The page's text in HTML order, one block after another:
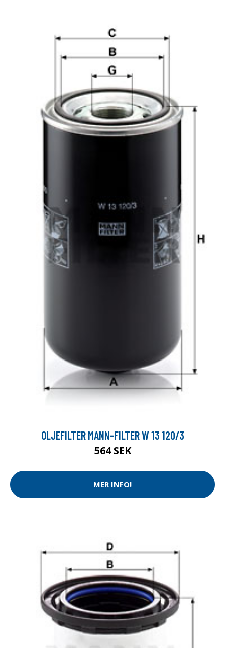
OLJEFILTER MANN-FILTER W 13 120/3
564 SEK
MER INFO!